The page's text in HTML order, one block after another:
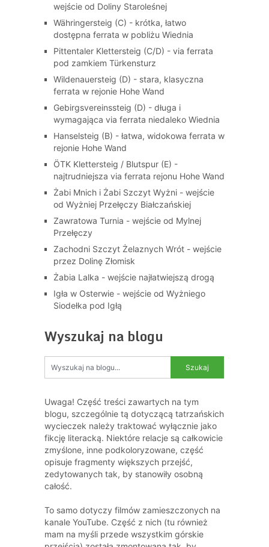
wejście od Doliny Staroleśnej
Währingersteig (C) - krótka, łatwo
dostępna ferrata w pobliżu Wiednia
Pittentaler Klettersteig (C/D) - via ferrata
pod zamkiem Türkensturz
Wildenauersteig (D) - stara, klasyczna
ferrata w rejonie Hohe Wand
Gebirgsvereinssteig (D) - długa i
wymagająca via ferrata niedaleko Wiednia
Hanselsteig (B) - łatwa, widokowa ferrata w
rejonie Hohe Wand
ÖTK Klettersteig / Blutspur (E) -
najtrudniejsza via ferrata rejonu Hohe Wand
Żabi Mnich i Żabi Szczyt Wyżni - wejście
od Wyżniej Przełęczy Białczańskiej
Zawratowa Turnia - wejście od Mylnej
Przełęczy
Zachodni Szczyt Żelaznych Wrót - wejście
przez Dolinę Złomisk
Żabia Lalka - wejście najłatwiejszą drogą
Igła w Osterwie - wejście od Wyżniego
Siodełka pod Igłą
Wyszukaj na blogu
Uwaga! Część treści zawartych na tym
blogu, szczególnie tą dotyczącą tatrzańskich
wycieczek należy traktować wyłącznie jako
fikcję literacką. Niektóre relacje są całkowicie
zmyślone, inne podkoloryzowane, część
opisuje fragmenty większych przejść,
zedytowanych tak, by stanowiły osobną
całość.
To samo dotyczy filmów zamieszczonych na
kanale YouTube. Część z nich (tu również
mam na myśli przede wszystkim górskie